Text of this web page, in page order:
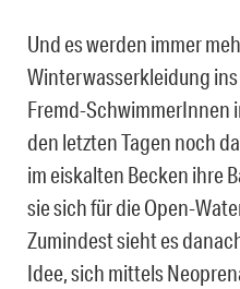
Und es werden immer
Winterwasserkleidung
Fremd-SchwimmerInnen
den letzten Tagen noch
im eiskalten Becken ihre
sie sich für die Open-
Zumindest sieht es
Idee, sich mittels